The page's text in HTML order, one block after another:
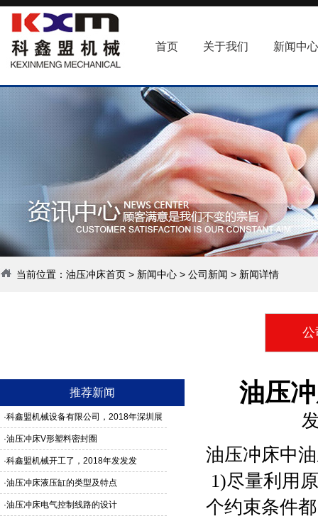
首页 关于我们 新闻中心
当前位置： 油压冲床首页 > 新闻中心 > 公司新闻 > 新闻详情
公
推荐新闻
·科鑫盟机械设备有限公司，2018年深圳展
馆3G24号，欢迎新老客户莅临参观
·油压冲床V形塑料密封圈
·科鑫盟机械开工了，2018年发发发
·油压冲床液压缸的类型及特点
·油压冲床电气控制线路的设计
油压
油压冲床中
1)尽量利用
个约束条件都